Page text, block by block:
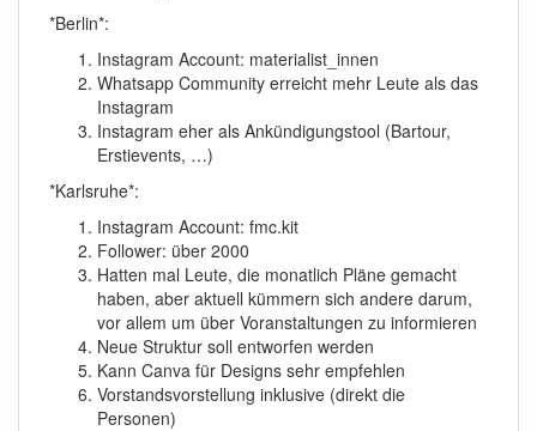
*Berlin*:
Instagram Account: materialist_innen
Whatsapp Community erreicht mehr Leute als das
Instagram
Instagram eher als Ankündigungstool (Bartour,
Erstievents, …)
*Karlsruhe*:
Instagram Account: fmc.kit
Follower: über 2000
Hatten mal Leute, die monatlich Pläne gemacht
haben, aber aktuell kümmern sich andere darum,
vor allem um über Voranstaltungen zu informieren
Neue Struktur soll entworfen werden
Kann Canva für Designs sehr empfehlen
Vorstandsvorstellung inklusive (direkt die
Personen)